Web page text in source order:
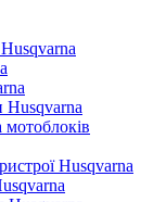
Husqvarna
мотоблоків
Husqvarna